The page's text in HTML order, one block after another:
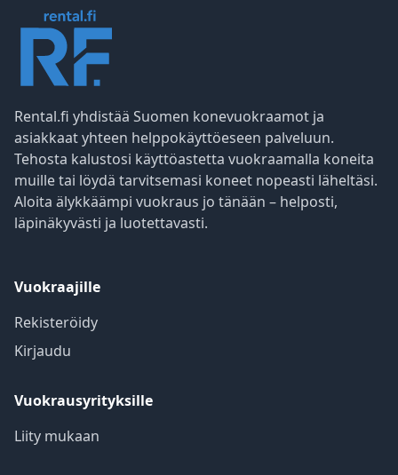
Rental.fi yhdistää Suomen konevuokraamot ja
asiakkaat yhteen helppokäyttöeseen palveluun.
Tehosta kalustosi käyttöastetta vuokraamalla koneita
muille tai löydä tarvitsemasi koneet nopeasti läheltäsi.
Aloita älykkäämpi vuokraus jo tänään – helposti,
läpinäkyvästi ja luotettavasti.
Vuokraajille
Rekisteröidy
Kirjaudu
Vuokrausyrityksille
Liity mukaan